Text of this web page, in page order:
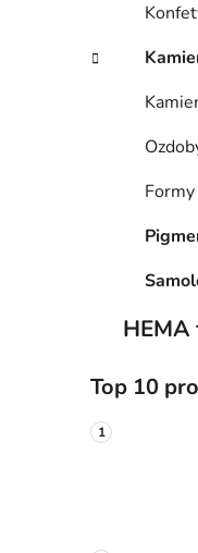
HEMA
Top 10